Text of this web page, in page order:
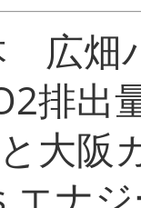
広畑
排出
大阪